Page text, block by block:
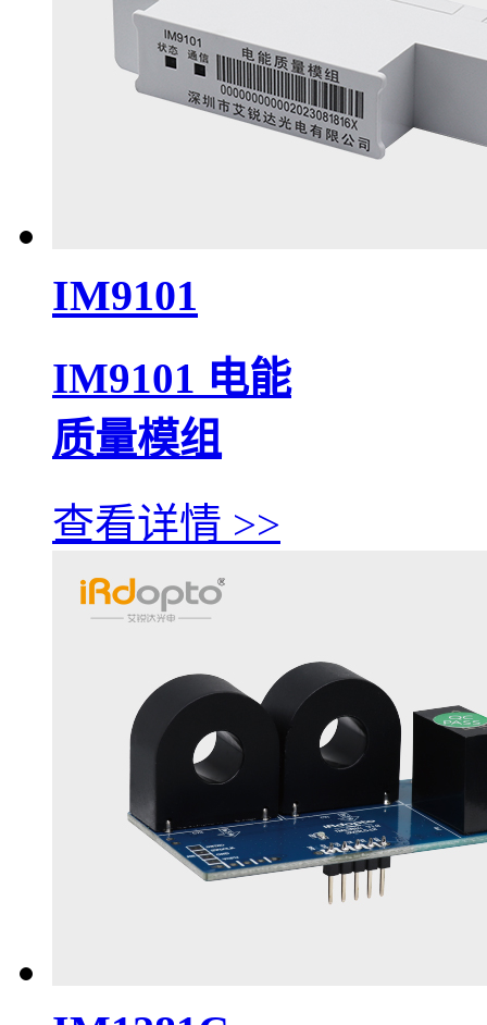
IM9101
IM9101 电能
质量模组
查看详情 >>